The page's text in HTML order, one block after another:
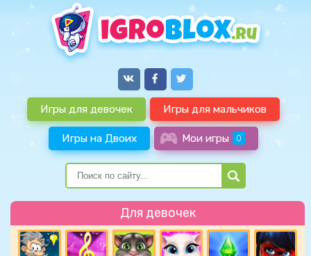
Игры для девочек Игры для мальчиков
Игры на Двоих Мои игры 0
Для девочек